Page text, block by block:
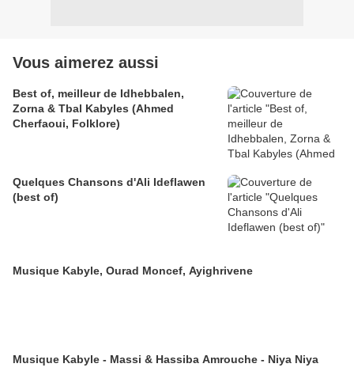
Vous aimerez aussi
Best of, meilleur de Idhebbalen,
Zorna & Tbal Kabyles (Ahmed
Cherfaoui, Folklore)
Quelques Chansons d'Ali Ideflawen
(best of)
Musique Kabyle, Ourad Moncef, Ayighrivene
Musique Kabyle - Massi & Hassiba Amrouche - Niya Niya